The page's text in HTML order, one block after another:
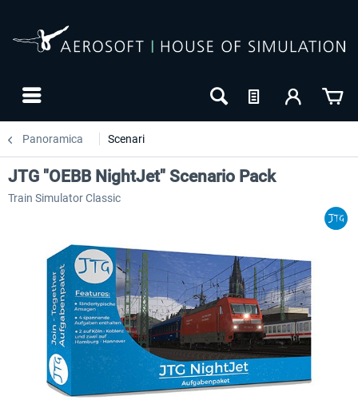
Panoramica Scenari
JTG "OEBB NightJet" Scenario Pack
Train Simulator Classic